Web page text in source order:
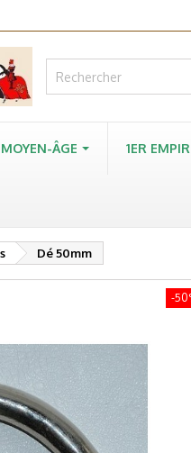
MOYEN-ÂGE 1ER
Dé 50mm
-